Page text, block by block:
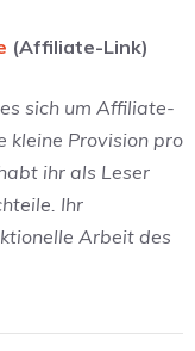
(Affiliate-Link)
sich um Affiliate-
kleine Provision pro
ihr als Leser
Ihr
Arbeit des